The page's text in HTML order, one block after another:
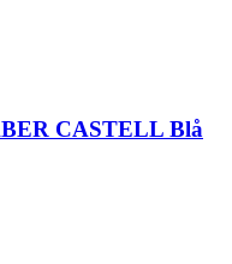
CASTELL Blå